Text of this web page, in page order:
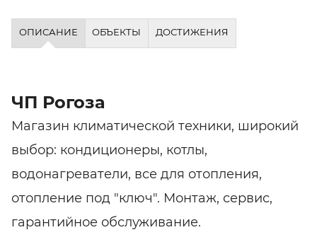
ОПИСАНИЕ ОБЪЕКТЫ ДОСТИЖЕНИЯ
ЧП Рогоза
Магазин климатической техники, широкий
выбор: кондиционеры, котлы,
водонагреватели, все для отопления,
отопление под "ключ". Монтаж, сервис,
гарантийное обслуживание.